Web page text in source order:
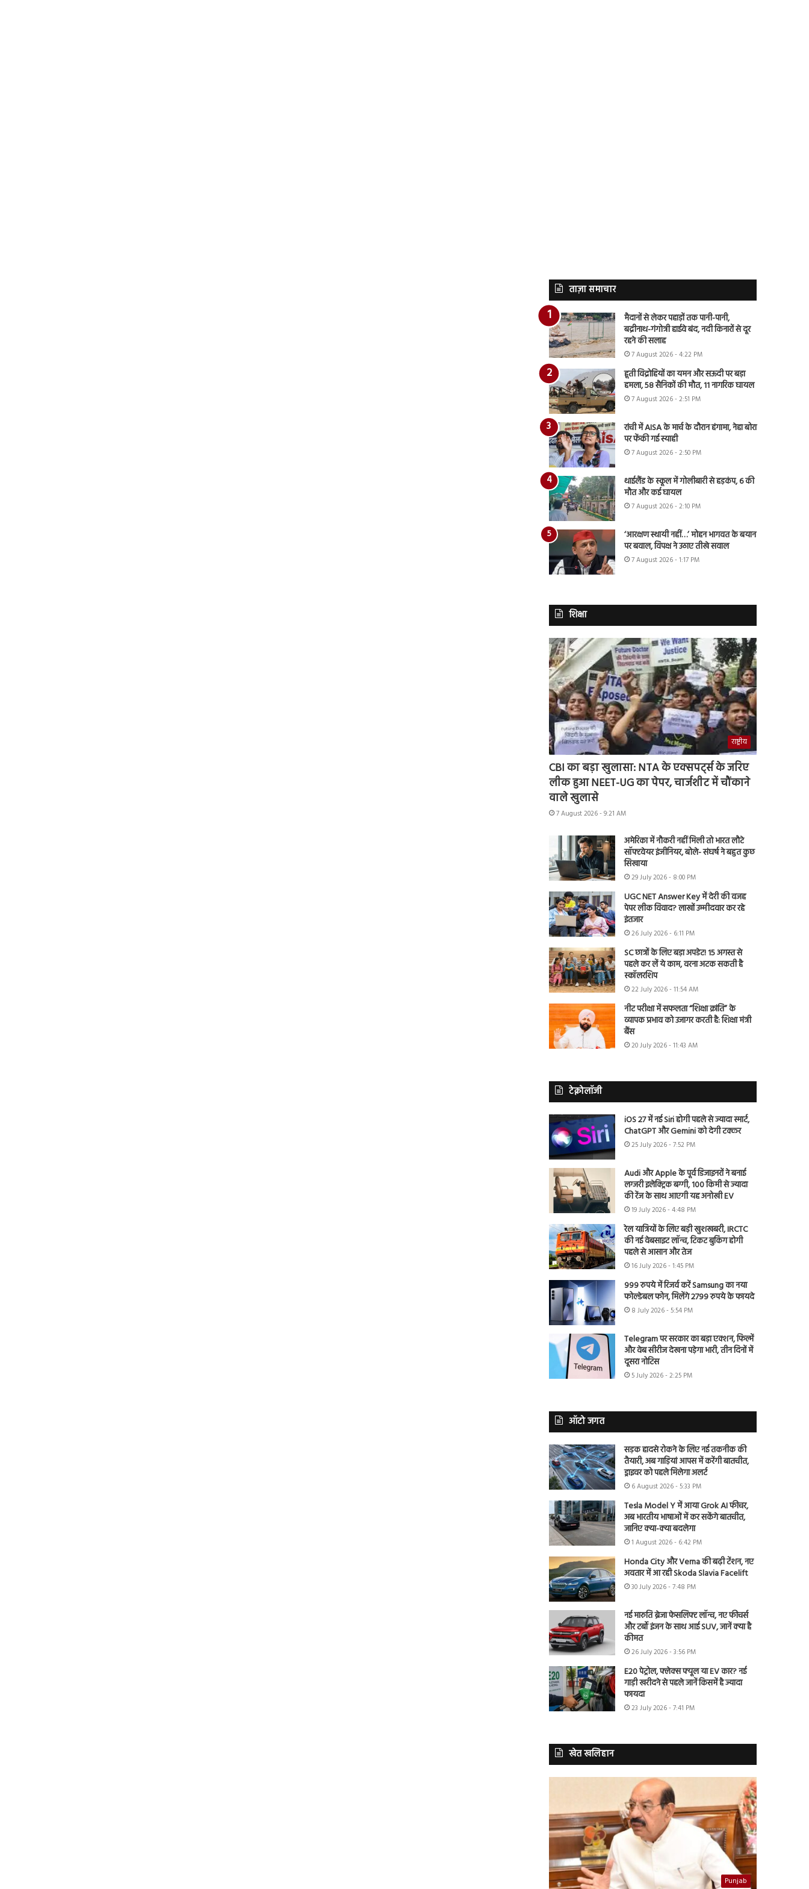
ताज़ा समाचार
मैदानों से लेकर पहाड़ों तक पानी-पानी,
बद्रीनाथ-गंगोत्री हाईवे बंद, नदी किनारों से दूर
रहने की सलाह
7 August 2026 - 4:22 PM
हूती विद्रोहियों का यमन और सऊदी पर बड़ा
हमला, 58 सैनिकों की मौत, 11 नागरिक घायल
7 August 2026 - 2:51 PM
रांची में AISA के मार्च के दौरान हंगामा, नेहा बोरा
पर फेंकी गई स्याही
7 August 2026 - 2:50 PM
थाईलैंड के स्कूल में गोलीबारी से हड़कंप, 6 की
मौत और कई घायल
7 August 2026 - 2:10 PM
‘आरक्षण स्थायी नहीं…’ मोहन भागवत के बयान
पर बवाल, विपक्ष ने उठाए तीखे सवाल
7 August 2026 - 1:17 PM
शिक्षा
राष्ट्रीय
CBI का बड़ा खुलासा: NTA के एक्सपर्ट्स के जरिए
लीक हुआ NEET-UG का पेपर, चार्जशीट में चौंकाने
वाले खुलासे
7 August 2026 - 9:21 AM
अमेरिका में नौकरी नहीं मिली तो भारत लौटे
सॉफ्टवेयर इंजीनियर, बोले- संघर्ष ने बहुत कुछ
सिखाया
29 July 2026 - 8:00 PM
UGC NET Answer Key में देरी की वजह
पेपर लीक विवाद? लाखों उम्मीदवार कर रहे
इंतजार
26 July 2026 - 6:11 PM
SC छात्रों के लिए बड़ा अपडेट! 15 अगस्त से
पहले कर लें ये काम, वरना अटक सकती है
स्कॉलरशिप
22 July 2026 - 11:54 AM
नीट परीक्षा में सफलता “शिक्षा क्रांति” के
व्यापक प्रभाव को उजागर करती है: शिक्षा मंत्री
बैंस
20 July 2026 - 11:43 AM
टेक्नोलॉजी
iOS 27 में नई Siri होगी पहले से ज्यादा स्मार्ट,
ChatGPT और Gemini को देगी टक्कर
25 July 2026 - 7:52 PM
Audi और Apple के पूर्व डिजाइनरों ने बनाई
लग्जरी इलेक्ट्रिक बग्गी, 100 किमी से ज्यादा
की रेंज के साथ आएगी यह अनोखी EV
19 July 2026 - 4:48 PM
रेल यात्रियों के लिए बड़ी खुशखबरी, IRCTC
की नई वेबसाइट लॉन्च, टिकट बुकिंग होगी
पहले से आसान और तेज
16 July 2026 - 1:45 PM
999 रुपये में रिजर्व करें Samsung का नया
फोल्डेबल फोन, मिलेंगे 2799 रुपये के फायदे
8 July 2026 - 5:54 PM
Telegram पर सरकार का बड़ा एक्शन, फिल्में
और वेब सीरीज देखना पड़ेगा भारी, तीन दिनों में
दूसरा नोटिस
5 July 2026 - 2:25 PM
ऑटो जगत
सड़क हादसे रोकने के लिए नई तकनीक की
तैयारी, अब गाड़ियां आपस में करेंगी बातचीत,
ड्राइवर को पहले मिलेगा अलर्ट
6 August 2026 - 5:33 PM
Tesla Model Y में आया Grok AI फीचर,
अब भारतीय भाषाओं में कर सकेंगे बातचीत,
जानिए क्या-क्या बदलेगा
1 August 2026 - 6:42 PM
Honda City और Verna की बढ़ी टेंशन, नए
अवतार में आ रही Skoda Slavia Facelift
30 July 2026 - 7:48 PM
नई मारुति ब्रेजा फेसलिफ्ट लॉन्च, नए फीचर्स
और टर्बो इंजन के साथ आई SUV, जानें क्या है
कीमत
26 July 2026 - 3:56 PM
E20 पेट्रोल, फ्लेक्स फ्यूल या EV कार? नई
गाड़ी खरीदने से पहले जानें किसमें है ज्यादा
फायदा
23 July 2026 - 7:41 PM
खेत खलिहान
Punjab